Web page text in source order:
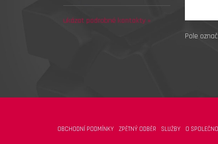
ukázat podrobné kontakty »
Pole
OBCHODNÍ PODMÍNKY ZPĚTNÝ ODBĚR SLUŽBY O